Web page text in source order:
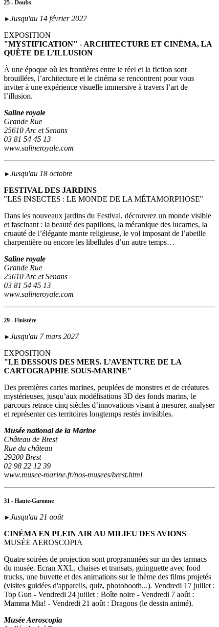
25 - Doubs
► Jusqu'au 14 février 2027
EXPOSITION
"MYSTIFICATION" - ARCHITECTURE ET CINÉMA, LA
QUÊTE DE L’ILLUSION
À une époque où les frontières entre le réel et la fiction sont
brouillées, l’architecture et le cinéma se rencontrent pour vous
inviter à une expérience visuelle immersive à travers l’art de
l’illusion.
Saline royale
Grande Rue
25610 Arc et Senans
03 81 54 45 13
www.salineroyale.com
► Jusqu'au 18 octobre
FESTIVAL DES JARDINS
"LES INSECTES : LE MONDE DE LA MÉTAMORPHOSE"
Dans les nouveaux jardins du Festival, découvrez un monde visible
et fascinant : la beauté des papillons, la mécanique des lucarnes, la
cruauté de l’élégante mante religieuse, le vol imposant de l’abeille
charpentière ou encore les libellules d’un autre temps…
Saline royale
Grande Rue
25610 Arc et Senans
03 81 54 45 13
www.salineroyale.com
29 - Finistère
► Jusqu'au 7 mars 2027
EXPOSITION
"LE DESSOUS DES MERS. L’AVENTURE DE LA
CARTOGRAPHIE SOUS-MARINE"
Des premières cartes marines, peuplées de monstres et de créatures
mystérieuses, jusqu’aux modélisations 3D des fonds marins, le
parcours retrace cinq siècles d’innovations visant à mesurer, analyser
et représenter ces territoires longtemps restés invisibles.
Musée national de la Marine
Château de Brest
Rue du château
29200 Brest
02 98 22 12 39
www.musee-marine.fr/nos-musees/brest.html
31 - Haute-Garonne
► Jusqu'au 21 août
CINÉMA EN PLEIN AIR AU MILIEU DES AVIONS
MUSÉE AEROSCOPIA
Quatre soirées de projection sont programmées sur un des tarmacs
du musée. Ecran XXL, chaises et transats, guinguette avec food
trucks, une buvette et des animations sur le thème des films projetés
(visites guidées d'appareils, quiz, photobooth...). Vendredi 17 juillet :
Top Gun - Vendredi 24 juillet : Boîte noire - Vendredi 7 août :
Mamma Mia! - Vendredi 21 août : Dragons (le dessin animé).
Musée Aeroscopia